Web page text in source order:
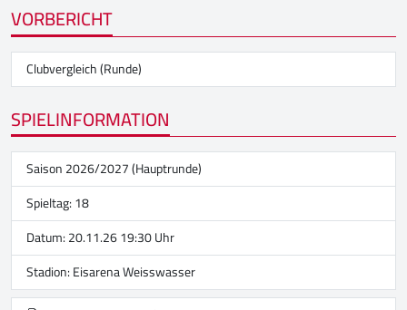
VORBERICHT
Clubvergleich (Runde)
SPIELINFORMATION
Saison 2026/2027 (Hauptrunde)
Spieltag: 18
Datum: 20.11.26 19:30 Uhr
Stadion:Eisarena Weisswasser